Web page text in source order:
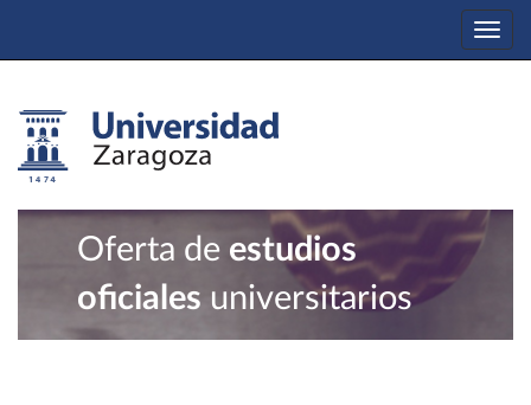
Oferta de estudios
oficiales universitarios